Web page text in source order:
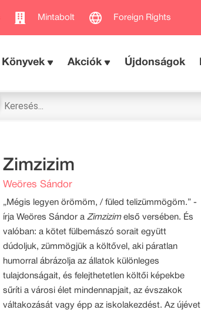
Mintabolt Foreign Rights
Könyvek Akciók Újdonságok
Zimzizim
Weöres Sándor
„Mégis legyen örömöm, / füled telizümmögöm.” -
írja Weöres Sándor a Zimzizimelső versében. És
valóban: a kötet fülbemászó sorait együtt
dúdoljuk, zümmögjük a költővel, aki páratlan
humorral ábrázolja az állatok különleges
tulajdonságait, és felejthetetlen költői képekbe
sűríti a városi élet mindennapjait, az évszakok
váltakozását vagy épp az iskolakezdést. Az újévet